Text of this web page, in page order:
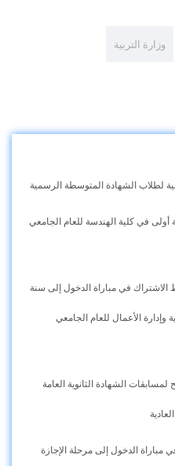
وزارة التربية
لطلاب الشهادة المتوسطة الرسمية
أولى في كلية الهندسة للعام الجامعي
الاشتراك في مباراة الدخول إلى سنة
وإدارة الأعمال للعام الجامعي
الشهادة الثانوية العامة
مباراة الدخول إلى مرحلة الإجازة